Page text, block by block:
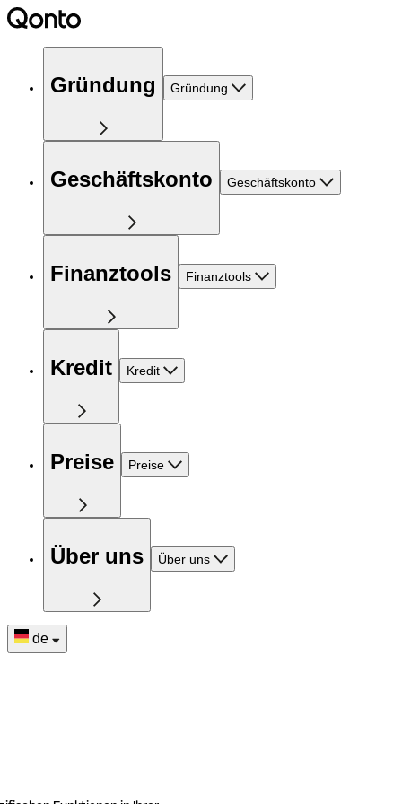
Gründung Gründung
Geschäftskonto Geschäftskonto
Finanztools Finanztools
Kredit Kredit
Preise Preise
Über uns Über uns
de